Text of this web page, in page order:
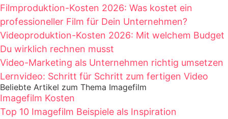
Filmproduktion-Kosten 2026: Was kostet ein
professioneller Film für Dein Unternehmen?
Videoproduktion-Kosten 2026: Mit welchem Budget
Du wirklich rechnen musst
Video-Marketing als Unternehmen richtig umsetzen
Lernvideo: Schritt für Schritt zum fertigen Video
Beliebte Artikel zum Thema Imagefilm
Imagefilm Kosten
Top 10 Imagefilm Beispiele als Inspiration